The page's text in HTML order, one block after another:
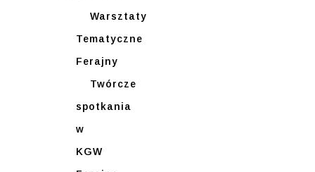
Warsztaty
Tematyczne
Ferajny
Twórcze
spotkania
w
KGW